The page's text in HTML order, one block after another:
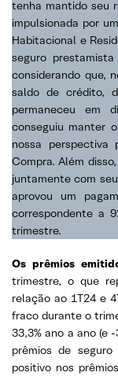
tenha mantido seu
impulsionada por
Habitacional e
seguro
considerando que,
saldo de crédito,
permaneceu em
conseguiu manter
nossa perspectiva
Compra. Além
juntamente com
aprovou um
correspondente a
trimestre.
Os prêmios
trimestre, o que
relação ao 1T24 e
fraco durante o
33,3% ano a ano (e
prêmios de
positivo nos